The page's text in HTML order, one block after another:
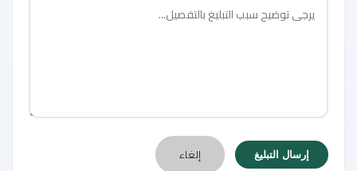
إرسال التبليغ إلغاء